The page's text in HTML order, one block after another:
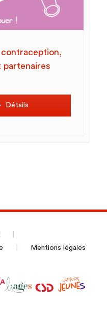
partenaires
Détails
Mentions légales